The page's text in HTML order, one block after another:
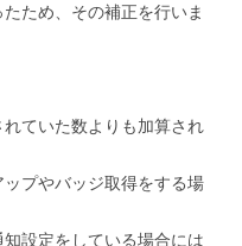
ため、その補正を行いま
ていた数よりも加算され
プやバッジ取得をする場
設定をしている場合には